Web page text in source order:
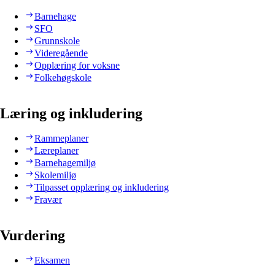
Barnehage
SFO
Grunnskole
Videregående
Opplæring for voksne
Folkehøgskole
Læring og inkludering
Rammeplaner
Læreplaner
Barnehagemiljø
Skolemiljø
Tilpasset opplæring og inkludering
Fravær
Vurdering
Eksamen